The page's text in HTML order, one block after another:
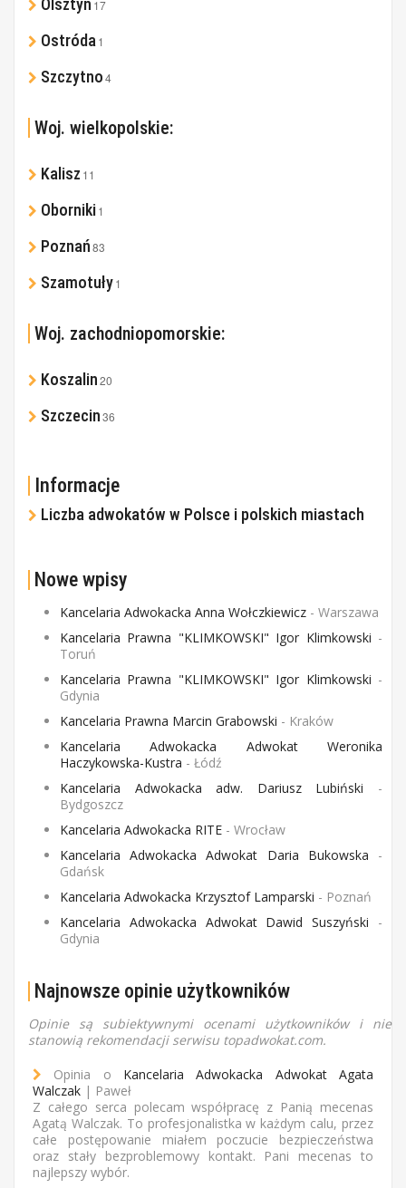
Olsztyn 17
Ostróda1
Szczytno4
Woj. wielkopolskie:
Kalisz 11
Oborniki1
Poznań83
Szamotuły1
Woj. zachodniopomorskie:
Koszalin20
Szczecin36
Informacje
Liczba adwokatów w Polsce i polskich miastach
Nowe wpisy
Kancelaria Adwokacka Anna Wołczkiewicz - Warszawa
Kancelaria Prawna "KLIMKOWSKI" Igor Klimkowski -
Toruń
Kancelaria Prawna "KLIMKOWSKI" Igor Klimkowski -
Gdynia
Kancelaria Prawna Marcin Grabowski - Kraków
Kancelaria Adwokacka Adwokat Weronika
Haczykowska-Kustra - Łódź
Kancelaria Adwokacka adw. Dariusz Lubiński -
Bydgoszcz
Kancelaria Adwokacka RITE - Wrocław
Kancelaria Adwokacka Adwokat Daria Bukowska -
Gdańsk
Kancelaria Adwokacka Krzysztof Lamparski - Poznań
Kancelaria Adwokacka Adwokat Dawid Suszyński -
Gdynia
Najnowsze opinie użytkowników
Opinie są subiektywnymi ocenami użytkowników i nie
stanowią rekomendacji serwisu topadwokat.com.
Opinia o Kancelaria Adwokacka Adwokat Agata
Walczak | Paweł
Z całego serca polecam współpracę z Panią mecenas
Agatą Walczak. To profesjonalistka w każdym calu, przez
całe postępowanie miałem poczucie bezpieczeństwa
oraz stały bezproblemowy kontakt. Pani mecenas to
najlepszy wybór.